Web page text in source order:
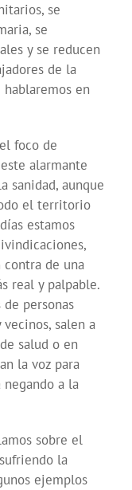
se
se
y se reducen
de la
en
foco de
alarmante
sanidad, aunque
el territorio
estamos
de una
real y palpable.
de personas
salen a
salud o en
la voz para
a la
sobre el
la
ejemplos